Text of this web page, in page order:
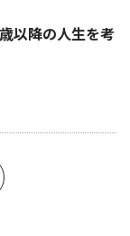
以降の人生を考